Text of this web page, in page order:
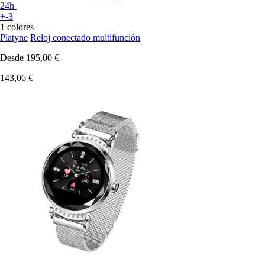
24h
+-3
1 colores
Platyne Reloj conectado multifunción
Desde 195,00 €
143,06 €